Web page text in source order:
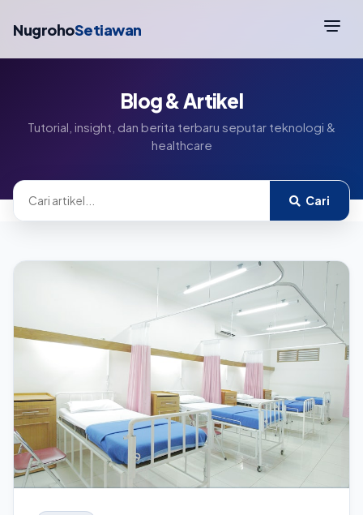
NugrohoSetiawan
Blog & Artikel
Tutorial, insight, dan berita terbaru seputar teknologi &
healthcare
Cari